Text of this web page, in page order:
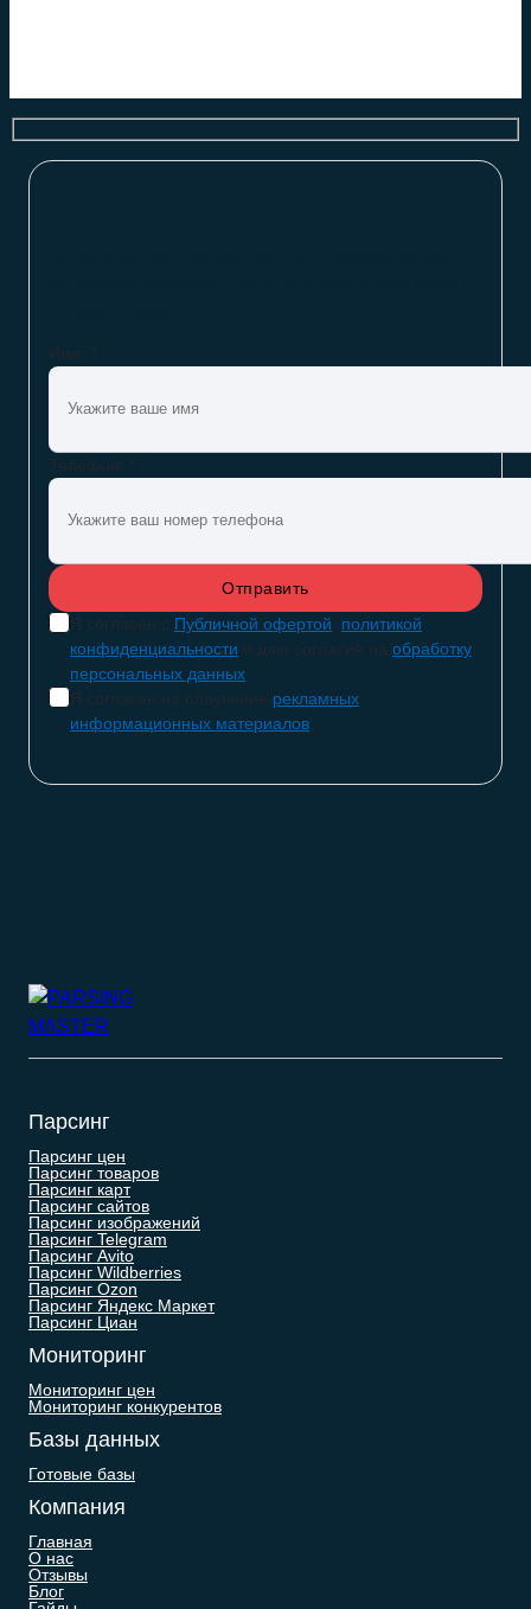
Имя: *
Телефон: *
Я согласен с Публичной офертой
политикой
конфиденциальности и даю согласие на обработку
персональных данных
Я согласен на получение рекламных
информационных материалов
Парсинг
Парсинг цен
Парсинг товаров
Парсинг карт
Парсинг сайтов
Парсинг изображений
Парсинг Telegram
Парсинг Avito
Парсинг Wildberries
Парсинг Ozon
Парсинг Яндекс Маркет
Парсинг Циан
Мониторинг
Мониторинг цен
Мониторинг конкурентов
Базы данных
Готовые базы
Компания
Главная
О нас
Отзывы
Блог